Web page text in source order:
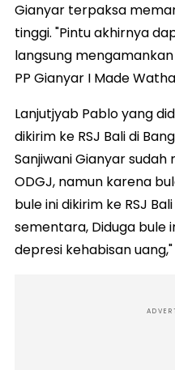
Gianyar terpaksa
tinggi. "Pintu akhirnya
langsung
PP Gianyar I Made Watha
Lanjutjyab Pablo yang
dikirim ke RSJ Bali di
Sanjiwani Gianyar
ODGJ, namun karena
bule ini dikirim ke RSJ
sementara, Diduga bule
depresi kehabisan